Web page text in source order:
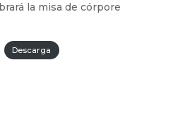
la misa de córpore
Descarga